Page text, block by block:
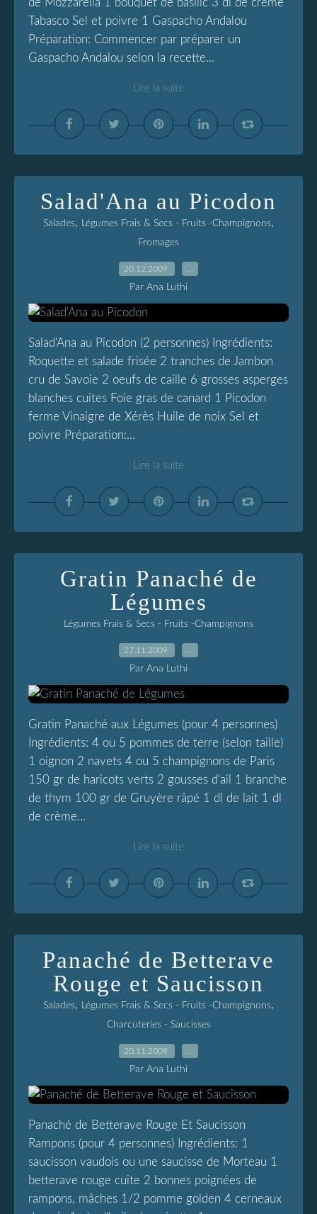
de Mozzarella 1 bouquet de basilic 3 dl de crème
Tabasco Sel et poivre 1 Gaspacho Andalou
Préparation: Commencer par préparer un
Gaspacho Andalou selon la recette...
Lire la suite
Salad'Ana au Picodon
Salades, Légumes Frais & Secs - Fruits -Champignons,
Fromages
20.12.2009
Par Ana Luthi
Salad'Ana au Picodon (2 personnes) Ingrédients:
Roquette et salade frisée 2 tranches de Jambon
cru de Savoie 2 oeufs de caille 6 grosses asperges
blanches cuites Foie gras de canard 1 Picodon
ferme Vinaigre de Xérès Huile de noix Sel et
poivre Préparation:...
Lire la suite
Gratin Panaché de
Légumes
Légumes Frais & Secs - Fruits -Champignons
27.11.2009
Par Ana Luthi
Gratin Panaché aux Légumes (pour 4 personnes)
Ingrédients: 4 ou 5 pommes de terre (selon taille)
1 oignon 2 navets 4 ou 5 champignons de Paris
150 gr de haricots verts 2 gousses d'ail 1 branche
de thym 100 gr de Gruyère râpé 1 dl de lait 1 dl
de crème...
Lire la suite
Panaché de Betterave
Rouge et Saucisson
Salades, Légumes Frais & Secs - Fruits -Champignons,
Charcuteries - Saucisses
20.11.2009
Par Ana Luthi
Panaché de Betterave Rouge Et Saucisson
Rampons (pour 4 personnes) Ingrédients: 1
saucisson vaudois ou une saucisse de Morteau 1
betterave rouge cuite 2 bonnes poignées de
rampons, mâches 1/2 pomme golden 4 cerneaux